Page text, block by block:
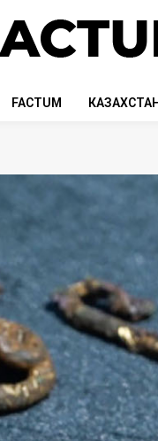
FACTUM КАЗАХСТАН